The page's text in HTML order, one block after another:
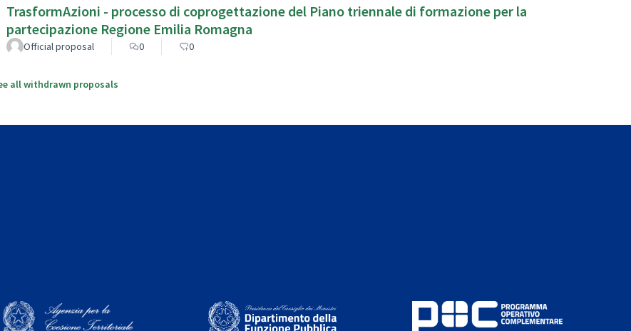
TrasformAzioni - processo di coprogettazione del Piano triennale di formazione per la
partecipazione Regione Emilia Romagna
Official proposal 0 0
all withdrawn proposals